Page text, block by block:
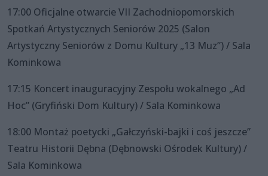
17:00 Oficjalne otwarcie VII Zachodniopomorskich
Spotkań Artystycznych Seniorów 2025 (Salon
Artystyczny Seniorów z Domu Kultury „13 Muz”) / Sala
Kominkowa
17:15 Koncert inauguracyjny Zespołu wokalnego „Ad
Hoc” (Gryfiński Dom Kultury) / Sala Kominkowa
18:00 Montaż poetycki „Gałczyński-bajki i coś jeszcze”
Teatru Historii Dębna (Dębnowski Ośrodek Kultury) /
Sala Kominkowa